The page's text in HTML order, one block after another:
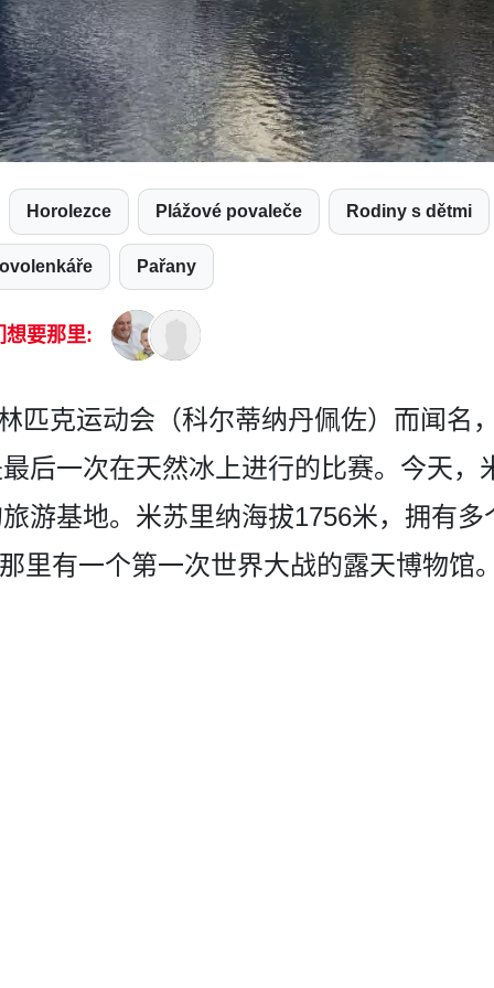
Horolezce Plážové povaleče Rodiny s dětmi
Dovolenkáře Pařany
想要那里:
匹克运动会（科尔蒂­纳丹佩佐）而闻名
后一次在天然冰上进行的比赛。今天­，
游基地。米苏里纳海拔1756米，拥有
里有一个第一次世­界大战的露天博物馆